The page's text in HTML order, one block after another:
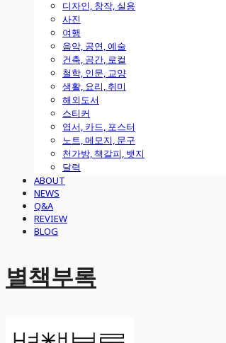
디자인, 창작, 실용
사진
여행
음악, 공연, 예술
건축, 공간, 로컬
철학, 인문, 교양
생활, 요리, 취미
해외도서
스티커
엽서, 카드, 포스터
노트, 메모지, 문구
천가방, 책갈피, 뱃지
달력
ABOUT
NEWS
Q&A
REVIEW
BLOG
별책부록